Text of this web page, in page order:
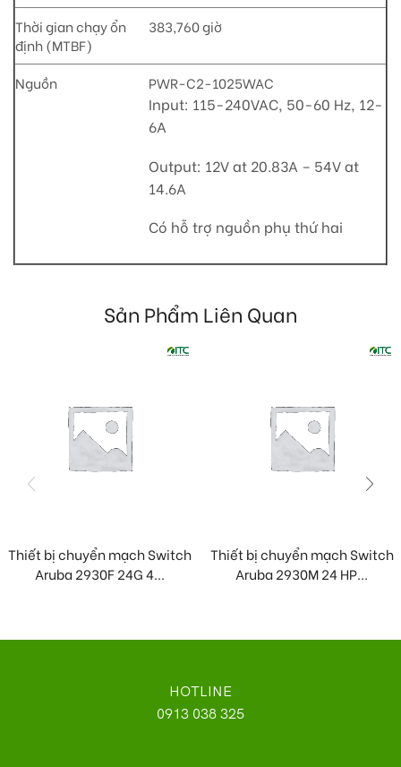
Thời gian chạy ổn
định (MTBF)
383,760 giờ
Nguồn PWR-C2-1025WAC
Input: 115-240VAC, 50-60 Hz, 12-
6A
Output: 12V at 20.83A – 54V at
14.6A
Có hỗ trợ nguồn phụ thứ hai
Sản Phẩm Liên Quan
Thiết bị chuyển mạch Switch
Aruba 2930F 24G 4...
Thiết bị chuyển mạch Switch
Aruba 2930M 24 HP...
HOTLINE
0913 038 325